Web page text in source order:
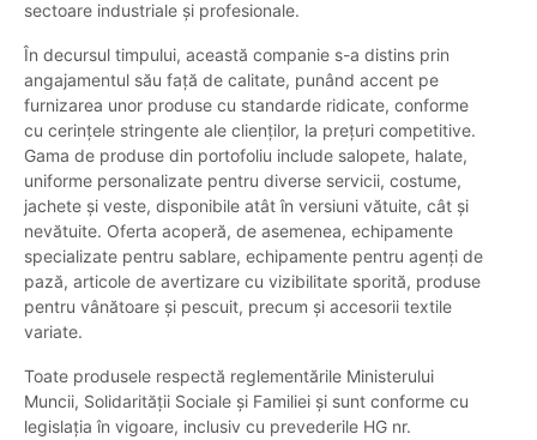
sectoare industriale și profesionale.
În decursul timpului, această companie s-a distins prin
angajamentul său față de calitate, punând accent pe
furnizarea unor produse cu standarde ridicate, conforme
cu cerințele stringente ale clienților, la prețuri competitive.
Gama de produse din portofoliu include salopete, halate,
uniforme personalizate pentru diverse servicii, costume,
jachete și veste, disponibile atât în versiuni vătuite, cât și
nevătuite. Oferta acoperă, de asemenea, echipamente
specializate pentru sablare, echipamente pentru agenți de
pază, articole de avertizare cu vizibilitate sporită, produse
pentru vânătoare și pescuit, precum și accesorii textile
variate.
Toate produsele respectă reglementările Ministerului
Muncii, Solidarității Sociale și Familiei și sunt conforme cu
legislația în vigoare, inclusiv cu prevederile HG nr.